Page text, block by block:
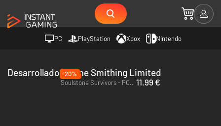
PC PlayStation Xbox Nintendo
Desarrollador Game Smithing Limited
-20%
Soulstone Survivors - PC & Mac (Steam) 11.99 €